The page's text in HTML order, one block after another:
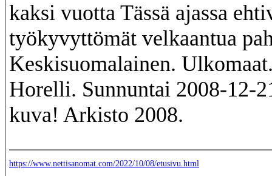
kaksi vuotta Tässä ajassa
työkyvyttömät velkaantua
Keskisuomalainen.
Horelli. Sunnuntai 2008-12-
kuva! Arkisto 2008.
https://www.nettisanomat.com/2022/10/08/etusivu.html